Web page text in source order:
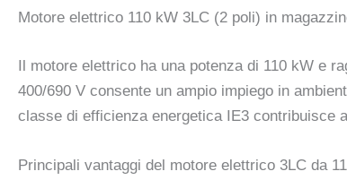
Motore elettrico 110 kW 3LC (2 poli) in
Il motore elettrico ha una potenza di 110 kW e
400/690 V consente un ampio impiego in
classe di efficienza energetica IE3 contribuisce
Principali vantaggi del motore elettrico 3LC da